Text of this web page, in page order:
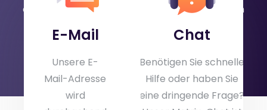
oder Chat zu kontaktieren, und wir helfen Ihnen
E-Mail
Unsere E-
Mail-Adresse
wird
Chat
Benötigen Sie schnelle
Hilfe oder haben Sie
eine dringende Frage?